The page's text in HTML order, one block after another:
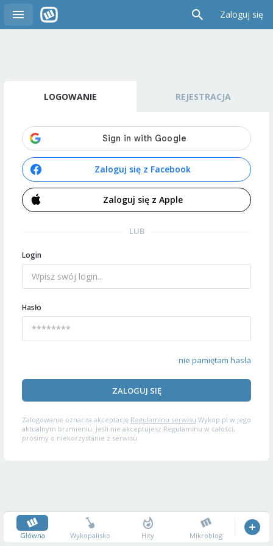
Zaloguj się
LOGOWANIE REJESTRACJA
Zaloguj się z Facebook
Zaloguj się z Apple
LUB
Login
Hasło
nie pamiętam hasła
ZALOGUJ SIĘ
Zalogowanie oznacza akceptację Regulaminu serwisu Wykop.pl w jego
aktualnym brzmieniu. Jeśli nie akceptujesz Regulaminu w całości,
prosimy o niekorzystanie z serwisu.
Główna Wykopalisko Hity Mikroblog